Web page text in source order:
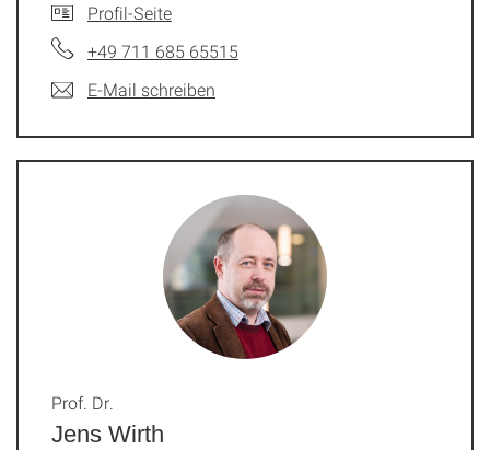
Profil-Seite
+49 711 685 65515
E-Mail schreiben
Jens Wirth
Prof. Dr.